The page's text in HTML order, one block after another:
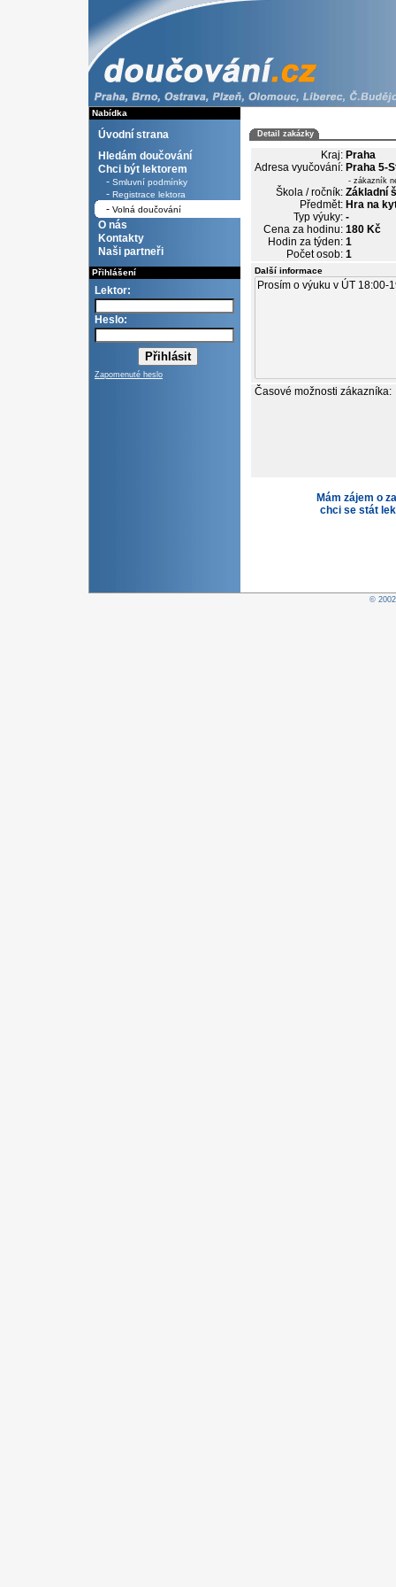
Nabídka
Úvodní strana
Hledám doučování
Chci být lektorem
- Smluvní podmínky
- Registrace lektora
- Volná doučování
O nás
Kontakty
Naši partneři
Přihlášení
Lektor:
Heslo:
Zapomenuté heslo
Detail zakázky
Kraj: Praha
Adresa vyučování: Praha 5-
- zákazník
Škola / ročník: Základní
Předmět: Hra na
Typ výuky: -
Cena za hodinu: 180 Kč
Hodin za týden: 1
Počet osob: 1
Další informace
Časové možnosti zákazníka:
Mám zájem o
chci se stát
©